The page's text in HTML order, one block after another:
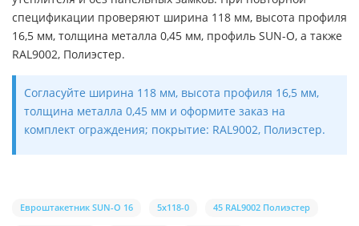
спецификации проверяют ширина 118 мм, высота профиля
16,5 мм, толщина металла 0,45 мм, профиль SUN-O, а также
RAL9002, Полиэстер.
Согласуйте ширина 118 мм, высота профиля 16,5 мм,
толщина металла 0,45 мм и оформите заказ на
комплект ограждения; покрытие: RAL9002, Полиэстер.
Евроштакетник SUN-O 16 5х118-0 45 RAL9002 Полиэстер